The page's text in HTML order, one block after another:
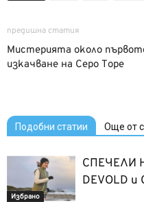
предишна статия
Мистерията около
изкачване на Серо Торе
Подобни статии Още от
Избрано
СПЕЧЕЛИ
DEVOLD и